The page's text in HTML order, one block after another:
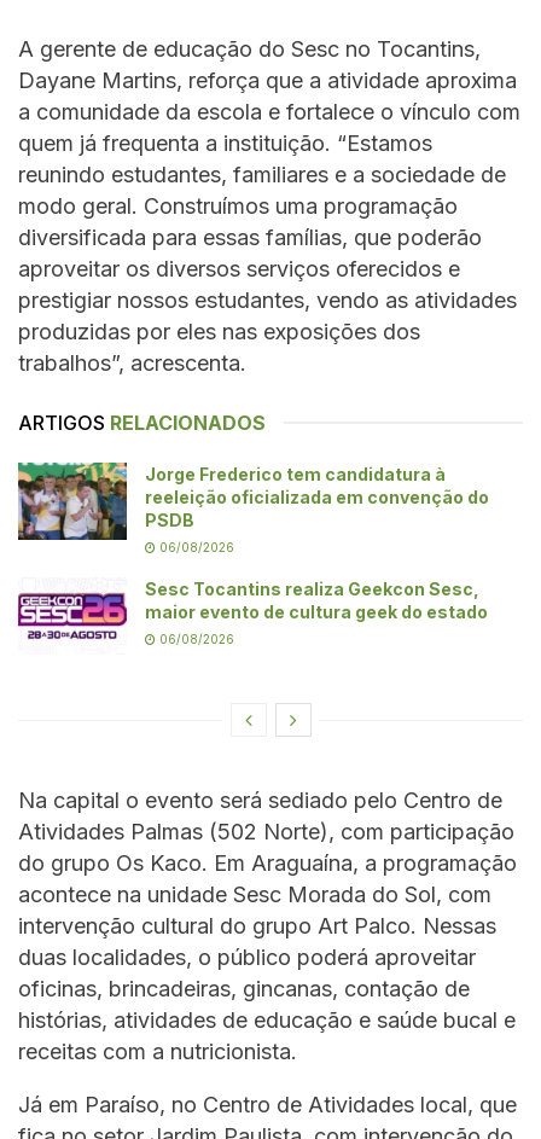
A gerente de educação do Sesc no Tocantins,
Dayane Martins, reforça que a atividade aproxima
a comunidade da escola e fortalece o vínculo com
quem já frequenta a instituição. “Estamos
reunindo estudantes, familiares e a sociedade de
modo geral. Construímos uma programação
diversificada para essas famílias, que poderão
aproveitar os diversos serviços oferecidos e
prestigiar nossos estudantes, vendo as atividades
produzidas por eles nas exposições dos
trabalhos”, acrescenta.
ARTIGOS RELACIONADOS
Jorge Frederico tem candidatura à
reeleição oficializada em convenção do
PSDB
06/08/2026
Sesc Tocantins realiza Geekcon Sesc,
maior evento de cultura geek do estado
06/08/2026
Na capital o evento será sediado pelo Centro de
Atividades Palmas (502 Norte), com participação
do grupo Os Kaco. Em Araguaína, a programação
acontece na unidade Sesc Morada do Sol, com
intervenção cultural do grupo Art Palco. Nessas
duas localidades, o público poderá aproveitar
oficinas, brincadeiras, gincanas, contação de
histórias, atividades de educação e saúde bucal e
receitas com a nutricionista.
Já em Paraíso, no Centro de Atividades local, que